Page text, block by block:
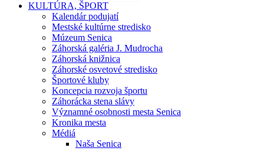
KULTÚRA, ŠPORT
Kalendár podujatí
Mestské kultúrne stredisko
Múzeum Senica
Záhorská galéria J. Mudrocha
Záhorská knižnica
Záhorské osvetové stredisko
Športové kluby
Koncepcia rozvoja športu
Záhorácka stena slávy
Významné osobnosti mesta Senica
Kronika mesta
Médiá
Naša Senica